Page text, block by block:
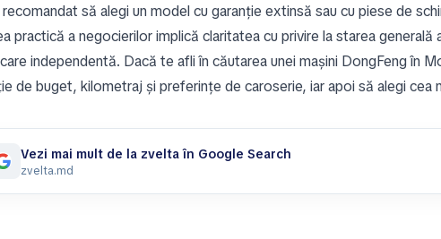
să alegi un model cu garanție extinsă sau cu piese de
practică a negocierilor implică claritatea cu privire la starea
independentă. Dacă te afli în căutarea unei mașini DongFeng în
de buget, kilometraj și preferințe de caroserie, iar apoi să alegi cea
Vezi mai mult de la zvelta în Google Search
zvelta.md